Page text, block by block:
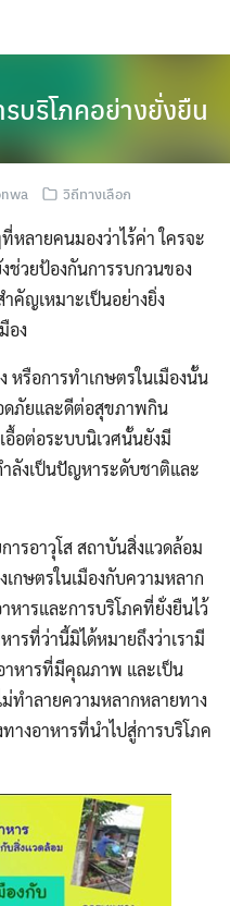
บริโภคอย่างยั่งยืน
วิถีทางเลือก
หลายคนมองว่าไร้ค่า ใครจะ
ช่วยป้องกันการรบกวนของ
คัญเหมาะเป็นอย่างยิ่ง
อง
หรือการทำเกษตรในเมืองนั้น
ดภัยและดีต่อสุขภาพกิน
อื้อต่อระบบนิเวศนั้นยังมี
ลังเป็นปัญหาระดับชาติและ
รอาวุโส สถาบันสิ่งแวดล้อม
เกษตรในเมืองกับความหลาก
ารและการบริโภคที่ยั่งยืนไว้
รที่ว่านี้มิได้หมายถึงว่าเรามี
าหารที่มีคุณภาพ และเป็น
ทำลายความหลากหลายทาง
างอาหารที่นำไปสู่การบริโภค